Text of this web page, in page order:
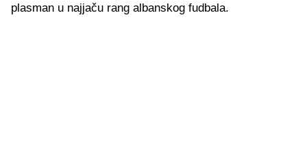
plasman u najjaču rang albanskog fudbala.